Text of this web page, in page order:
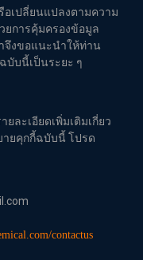
เปลี่ยนแปลงตามความ
ยการคุ้มครองข้อมูล
จึงขอแนะนำให้ท่าน
บับนี้เป็นระยะ ๆ
ละเอียดเพิ่มเติมเกี่ยว
ยคุกกี้ฉบับนี้ โปรด
contactus